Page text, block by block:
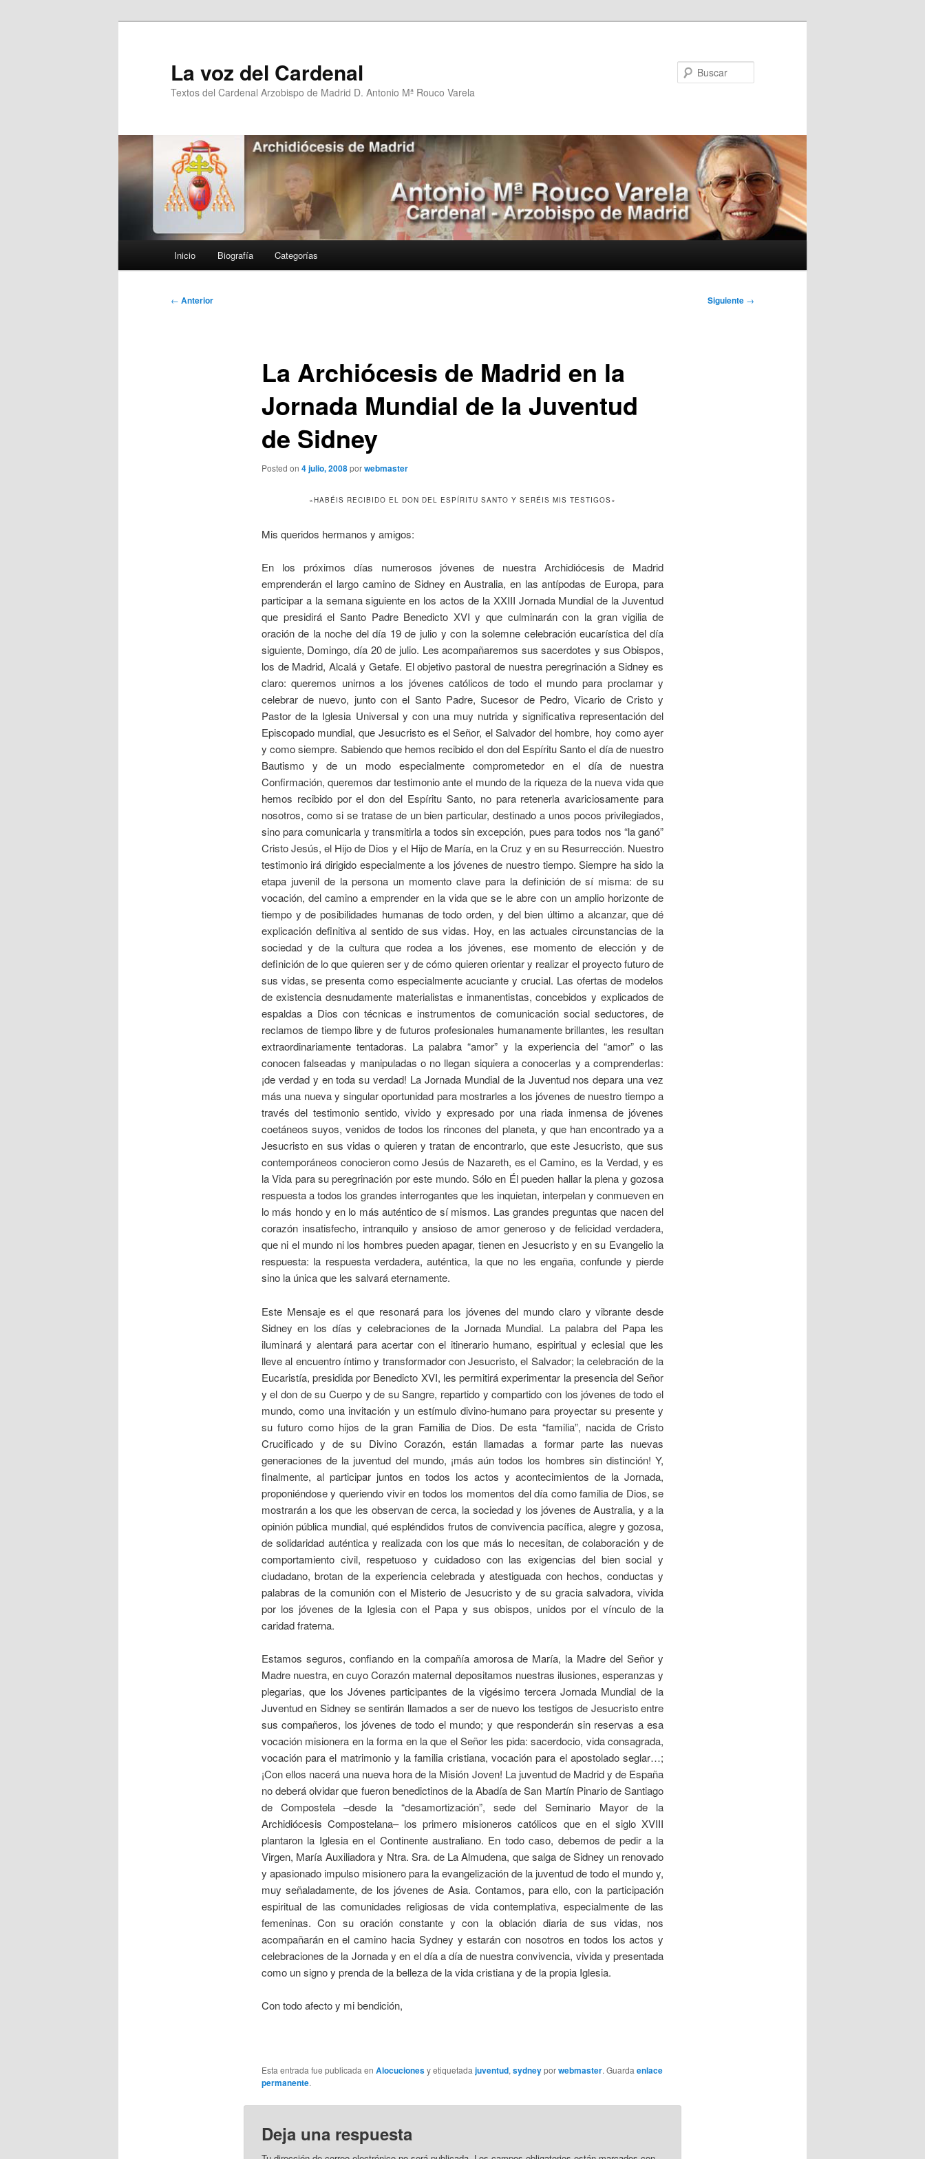
La voz del Cardenal
Textos del Cardenal Arzobispo de Madrid D. Antonio Mª Rouco Varela
Inicio Biografía Categorías
Navegación
← Anterior Siguiente →
La Archiócesis de Madrid en la
Jornada Mundial de la Juventud
de Sidney
Posted on 4 julio, 2008porwebmaster
«HABÉIS RECIBIDO EL DON DEL ESPÍRITU SANTO Y SERÉIS MIS TESTIGOS»
Mis queridos hermanos y amigos:
En los próximos días numerosos jóvenes de nuestra Archidiócesis de Madrid
emprenderán el largo camino de Sidney en Australia, en las antípodas de Europa, para
participar a la semana siguiente en los actos de la XXIII Jornada Mundial de la Juventud
que presidirá el Santo Padre Benedicto XVI y que culminarán con la gran vigilia de
oración de la noche del día 19 de julio y con la solemne celebración eucarística del día
siguiente, Domingo, día 20 de julio. Les acompañaremos sus sacerdotes y sus Obispos,
los de Madrid, Alcalá y Getafe. El objetivo pastoral de nuestra peregrinación a Sidney es
claro: queremos unirnos a los jóvenes católicos de todo el mundo para proclamar y
celebrar de nuevo, junto con el Santo Padre, Sucesor de Pedro, Vicario de Cristo y
Pastor de la Iglesia Universal y con una muy nutrida y significativa representación del
Episcopado mundial, que Jesucristo es el Señor, el Salvador del hombre, hoy como ayer
y como siempre. Sabiendo que hemos recibido el don del Espíritu Santo el día de nuestro
Bautismo y de un modo especialmente comprometedor en el día de nuestra
Confirmación, queremos dar testimonio ante el mundo de la riqueza de la nueva vida que
hemos recibido por el don del Espíritu Santo, no para retenerla avariciosamente para
nosotros, como si se tratase de un bien particular, destinado a unos pocos privilegiados,
sino para comunicarla y transmitirla a todos sin excepción, pues para todos nos “la ganó”
Cristo Jesús, el Hijo de Dios y el Hijo de María, en la Cruz y en su Resurrección. Nuestro
testimonio irá dirigido especialmente a los jóvenes de nuestro tiempo. Siempre ha sido la
etapa juvenil de la persona un momento clave para la definición de sí misma: de su
vocación, del camino a emprender en la vida que se le abre con un amplio horizonte de
tiempo y de posibilidades humanas de todo orden, y del bien último a alcanzar, que dé
explicación definitiva al sentido de sus vidas. Hoy, en las actuales circunstancias de la
sociedad y de la cultura que rodea a los jóvenes, ese momento de elección y de
definición de lo que quieren ser y de cómo quieren orientar y realizar el proyecto futuro de
sus vidas, se presenta como especialmente acuciante y crucial. Las ofertas de modelos
de existencia desnudamente materialistas e inmanentistas, concebidos y explicados de
espaldas a Dios con técnicas e instrumentos de comunicación social seductores, de
reclamos de tiempo libre y de futuros profesionales humanamente brillantes, les resultan
extraordinariamente tentadoras. La palabra “amor” y la experiencia del “amor” o las
conocen falseadas y manipuladas o no llegan siquiera a conocerlas y a comprenderlas:
¡de verdad y en toda su verdad! La Jornada Mundial de la Juventud nos depara una vez
más una nueva y singular oportunidad para mostrarles a los jóvenes de nuestro tiempo a
través del testimonio sentido, vivido y expresado por una riada inmensa de jóvenes
coetáneos suyos, venidos de todos los rincones del planeta, y que han encontrado ya a
Jesucristo en sus vidas o quieren y tratan de encontrarlo, que este Jesucristo, que sus
contemporáneos conocieron como Jesús de Nazareth, es el Camino, es la Verdad, y es
la Vida para su peregrinación por este mundo. Sólo en Él pueden hallar la plena y gozosa
respuesta a todos los grandes interrogantes que les inquietan, interpelan y conmueven en
lo más hondo y en lo más auténtico de sí mismos. Las grandes preguntas que nacen del
corazón insatisfecho, intranquilo y ansioso de amor generoso y de felicidad verdadera,
que ni el mundo ni los hombres pueden apagar, tienen en Jesucristo y en su Evangelio la
respuesta: la respuesta verdadera, auténtica, la que no les engaña, confunde y pierde
sino la única que les salvará eternamente.
Este Mensaje es el que resonará para los jóvenes del mundo claro y vibrante desde
Sidney en los días y celebraciones de la Jornada Mundial. La palabra del Papa les
iluminará y alentará para acertar con el itinerario humano, espiritual y eclesial que les
lleve al encuentro íntimo y transformador con Jesucristo, el Salvador; la celebración de la
Eucaristía, presidida por Benedicto XVI, les permitirá experimentar la presencia del Señor
y el don de su Cuerpo y de su Sangre, repartido y compartido con los jóvenes de todo el
mundo, como una invitación y un estímulo divino-humano para proyectar su presente y
su futuro como hijos de la gran Familia de Dios. De esta “familia”, nacida de Cristo
Crucificado y de su Divino Corazón, están llamadas a formar parte las nuevas
generaciones de la juventud del mundo, ¡más aún todos los hombres sin distinción! Y,
finalmente, al participar juntos en todos los actos y acontecimientos de la Jornada,
proponiéndose y queriendo vivir en todos los momentos del día como familia de Dios, se
mostrarán a los que les observan de cerca, la sociedad y los jóvenes de Australia, y a la
opinión pública mundial, qué espléndidos frutos de convivencia pacífica, alegre y gozosa,
de solidaridad auténtica y realizada con los que más lo necesitan, de colaboración y de
comportamiento civil, respetuoso y cuidadoso con las exigencias del bien social y
ciudadano, brotan de la experiencia celebrada y atestiguada con hechos, conductas y
palabras de la comunión con el Misterio de Jesucristo y de su gracia salvadora, vivida
por los jóvenes de la Iglesia con el Papa y sus obispos, unidos por el vínculo de la
caridad fraterna.
Estamos seguros, confiando en la compañía amorosa de María, la Madre del Señor y
Madre nuestra, en cuyo Corazón maternal depositamos nuestras ilusiones, esperanzas y
plegarias, que los Jóvenes participantes de la vigésimo tercera Jornada Mundial de la
Juventud en Sidney se sentirán llamados a ser de nuevo los testigos de Jesucristo entre
sus compañeros, los jóvenes de todo el mundo; y que responderán sin reservas a esa
vocación misionera en la forma en la que el Señor les pida: sacerdocio, vida consagrada,
vocación para el matrimonio y la familia cristiana, vocación para el apostolado seglar…;
¡Con ellos nacerá una nueva hora de la Misión Joven! La juventud de Madrid y de España
no deberá olvidar que fueron benedictinos de la Abadía de San Martín Pinario de Santiago
de Compostela –desde la “desamortización”, sede del Seminario Mayor de la
Archidiócesis Compostelana– los primero misioneros católicos que en el siglo XVIII
plantaron la Iglesia en el Continente australiano. En todo caso, debemos de pedir a la
Virgen, María Auxiliadora y Ntra. Sra. de La Almudena, que salga de Sidney un renovado
y apasionado impulso misionero para la evangelización de la juventud de todo el mundo y,
muy señaladamente, de los jóvenes de Asia. Contamos, para ello, con la participación
espiritual de las comunidades religiosas de vida contemplativa, especialmente de las
femeninas. Con su oración constante y con la oblación diaria de sus vidas, nos
acompañarán en el camino hacia Sydney y estarán con nosotros en todos los actos y
celebraciones de la Jornada y en el día a día de nuestra convivencia, vivida y presentada
como un signo y prenda de la belleza de la vida cristiana y de la propia Iglesia.
Con todo afecto y mi bendición,
Esta entrada fue publicada en Alocucionesy etiquetada juventud, sydneyporwebmaster. Guarda enlace
permanente.
Deja una respuesta